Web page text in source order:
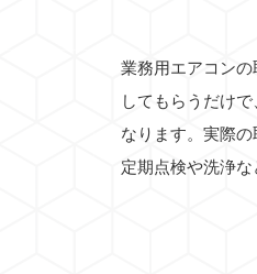
業務用エアコン
してもらうだけ
なります。実際
定期点検や洗浄